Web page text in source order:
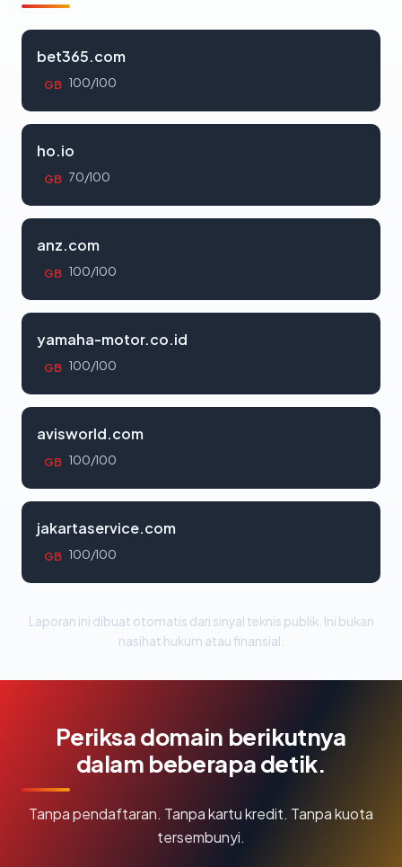
bet365.com
GB 100/100
ho.io
GB 70/100
anz.com
GB 100/100
yamaha-motor.co.id
GB 100/100
avisworld.com
GB 100/100
jakartaservice.com
GB 100/100
Laporan ini dibuat otomatis dari sinyal teknis publik. Ini bukan
nasihat hukum atau finansial.
Periksa domain berikutnya
dalam beberapa detik.
Tanpa pendaftaran. Tanpa kartu kredit. Tanpa kuota
tersembunyi.